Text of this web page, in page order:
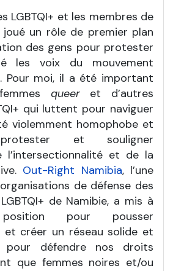
LGBTQI+ et les membres de
un rôle de premier plan
des gens pour protester
les voix du mouvement
Pour moi, il a été important
queeret d’autres
qui luttent pour naviguer
violemment homophobe et
et souligner
l’intersectionnalité et de la
Out-Right Namibia, l’une
de défense des
de Namibie, a mis à
pour pousser
et créer un réseau solide et
pour défendre nos droits
que femmes noires et/ou